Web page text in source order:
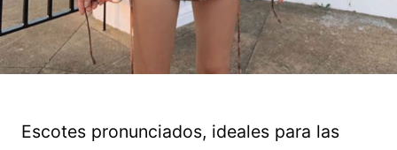
Escotes pronunciados, ideales para las